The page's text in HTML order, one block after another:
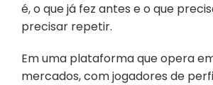
é, o que já fez antes e o que
precisar repetir.
Em uma plataforma que opera
mercados, com jogadores de